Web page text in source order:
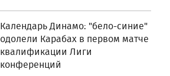
Календарь Динамо: "бело-синие"
одолели Карабах в первом матче
квалификации Лиги
конференций